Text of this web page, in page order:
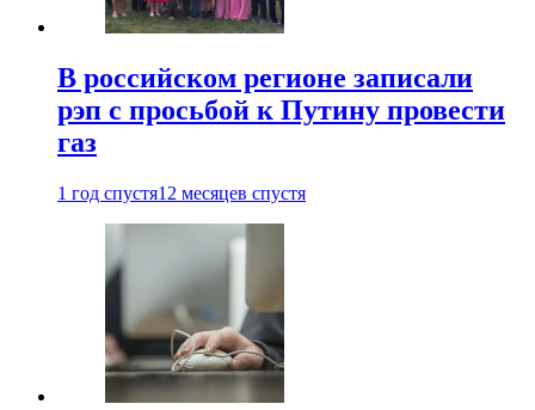
В российском регионе записали
рэп с просьбой к Путину провести
газ
1 год спустя12 месяцев спустя